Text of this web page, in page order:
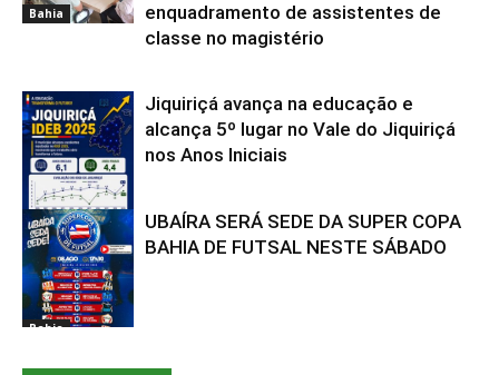
Bahia
enquadramento de assistentes de
classe no magistério
Bahia
Jiquiriçá avança na educação e
alcança 5º lugar no Vale do Jiquiriçá
nos Anos Iniciais
Bahia
UBAÍRA SERÁ SEDE DA SUPER COPA
BAHIA DE FUTSAL NESTE SÁBADO